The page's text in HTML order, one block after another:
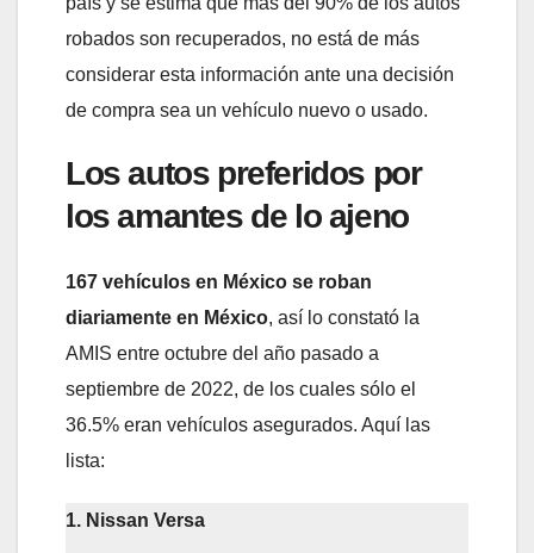
robados son recuperados, no está de más
considerar esta información ante una decisión
de compra sea un vehículo nuevo o usado.
Los autos preferidos por
los amantes de lo ajeno
167 vehículos en México se roban
diariamente en México, así lo constató la
AMIS entre octubre del año pasado a
septiembre de 2022, de los cuales sólo el
36.5% eran vehículos asegurados. Aquí las
lista:
1. Nissan Versa